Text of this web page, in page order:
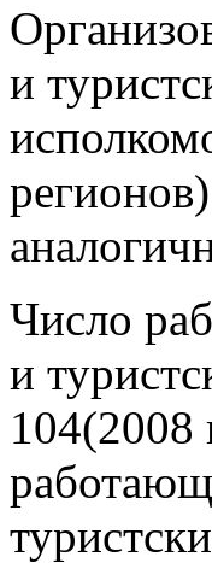
и
Число
и
104(2008